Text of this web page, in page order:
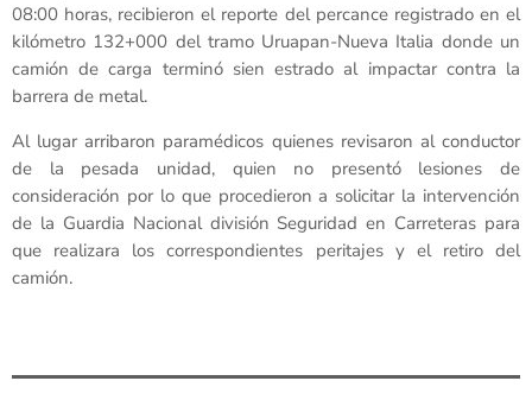
08:00 horas, recibieron el reporte del percance registrado en el
kilómetro 132+000 del tramo Uruapan-Nueva Italia donde un
camión de carga terminó sien estrado al impactar contra la
barrera de metal.
Al lugar arribaron paramédicos quienes revisaron al conductor
de la pesada unidad, quien no presentó lesiones de
consideración por lo que procedieron a solicitar la intervención
de la Guardia Nacional división Seguridad en Carreteras para
que realizara los correspondientes peritajes y el retiro del
camión.